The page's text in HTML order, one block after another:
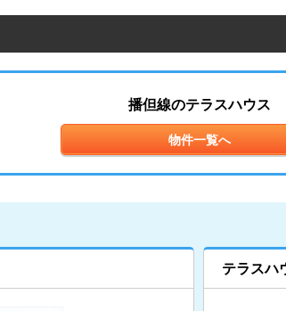
播但線のテラスハウス
物件一覧へ
テラスハ